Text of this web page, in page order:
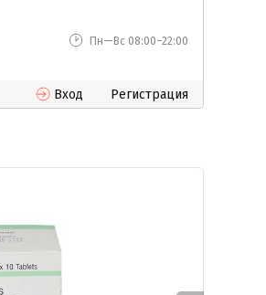
Пн—Вс 08:00–22:00
Вход Регистрация